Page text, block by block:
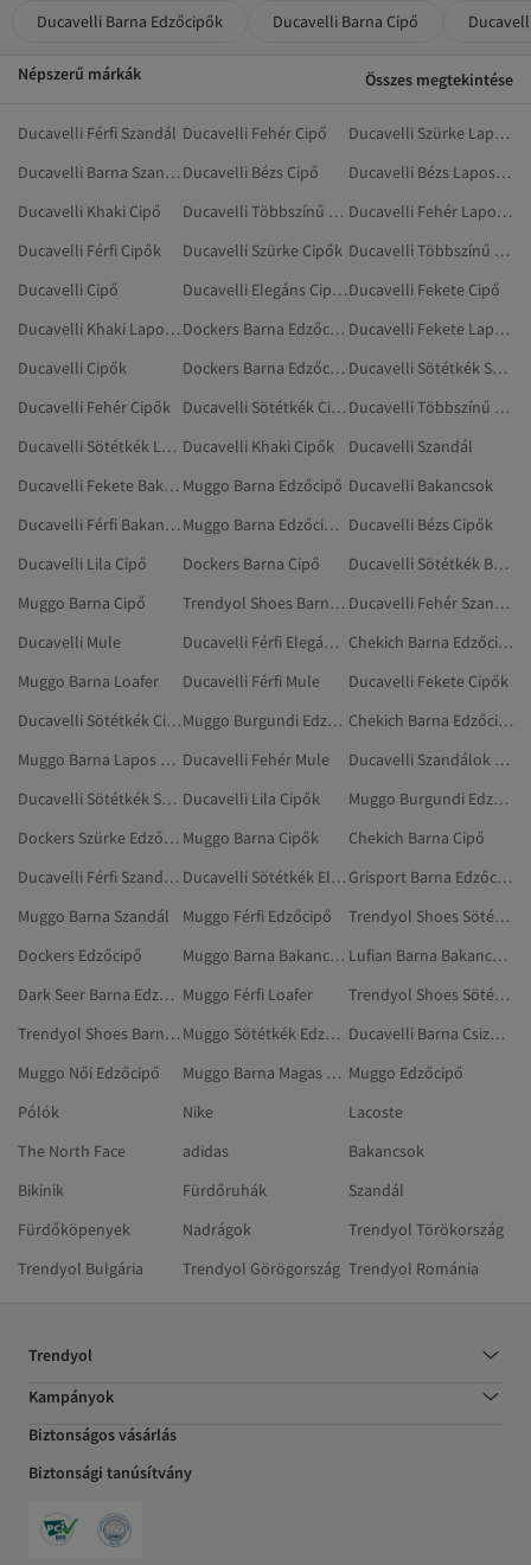
Ducavelli Barna Edzőcipők Ducavelli Barna Cipő
Népszerű márkák Összes megtekintése
Ducavelli Férfi Szandál Ducavelli Fehér Cipő
Ducavelli Szürke Lapos Cipő
Ducavelli Barna Szandálok És Papucsok Ducavelli Bézs Cipő
Ducavelli Bézs Lapos Cipő
Ducavelli Khaki Cipő
Ducavelli Többszínű Cipő
Ducavelli Fehér Lapos Cipő
Ducavelli Férfi Cipők
Ducavelli Szürke Cipők
Ducavelli Többszínű Lapos Cipő
Ducavelli Cipő
Ducavelli Elegáns CipőkDucavelli Fekete Cipő
Ducavelli Khaki Lapos Cipő
Dockers Barna Edzőcipő
Ducavelli Fekete Lapos Cipő
Ducavelli Cipők
Dockers Barna Edzőcipők
Ducavelli Sötétkék Szandál
Ducavelli Fehér Cipők
Ducavelli Sötétkék Cipő
Ducavelli Többszínű Cipők
Ducavelli Sötétkék Lapos Cipő Ducavelli Khaki Cipők
Ducavelli Szandál
Ducavelli Fekete Bakancsok Muggo Barna Edzőcipő Ducavelli Bakancsok
Ducavelli Férfi Bakancsok
Muggo Barna Edzőcipők Ducavelli Bézs Cipők
Ducavelli Lila Cipő
Dockers Barna Cipő
Ducavelli Sötétkék Bakancsok
Muggo Barna Cipő
Trendyol Shoes Barna Övek
Ducavelli Fehér Szandálok És Papucsok
Ducavelli Mule
Ducavelli Férfi Elegáns Cipők
Chekich Barna Edzőcipő
Muggo Barna Loafer
Ducavelli Férfi Mule
Ducavelli Fekete Cipők
Ducavelli Sötétkék Cipők
Muggo Burgundi Edzőcipők
Chekich Barna Edzőcipők
Muggo Barna Lapos Cipő Ducavelli Fehér Mule
Ducavelli Szandálok És Papucsok
Ducavelli Sötétkék Szandálok És Papucsok Ducavelli Lila Cipők
Muggo Burgundi Edzőcipő
Dockers Szürke Edzőcipők Muggo Barna Cipők
Chekich Barna Cipő
Ducavelli Férfi Szandálok És Papucsok
Ducavelli Sötétkék Elegáns Cipők
Grisport Barna Edzőcipők
Muggo Barna Szandál
Muggo Férfi Edzőcipő
Trendyol Shoes Sötétkék Edzőcipő
Dockers Edzőcipő
Muggo Barna Bakancsok
Lufian Barna Bakancsok
Dark Seer Barna Edzőcipő Muggo Férfi Loafer
Trendyol Shoes Sötétkék Edzőcipők
Trendyol Shoes Barna Edzőcipő
Muggo Sötétkék Edzőcipő
Ducavelli Barna Csizmák És Magas Szárú Csizmák
Muggo Női Edzőcipő
Muggo Barna Magas Sarkú Cipő Muggo Edzőcipő
Pólók
Nike
Lacoste
The North Face
adidas
Bakancsok
Bikinik
Fürdőruhák
Szandál
Fürdőköpenyek
Nadrágok
Trendyol Törökország
Trendyol Bulgária
Trendyol Görögország Trendyol Románia
Trendyol
Kampányok
Biztonságos vásárlás
Biztonsági tanúsítvány